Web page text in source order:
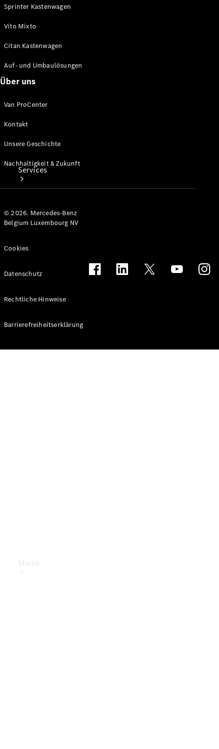
Ihr
Transporter
Digitale
Händlersuche
Services
Ladelösungen
Transporter-
Benz Care
Digitale
Benz
Sprinter Kastenwagen
Vito Mixto
Citan Kastenwagen
Auf- und Umbaulösungen
Über uns
Van ProCenter
Kontakt
Unsere Geschichte
Nachhaltigkeit & Zukunft
© 2026. Mercedes-Benz
Belgium Luxembourg NV
Cookies
Datenschutz
Rechtliche Hinweise
Barrierefreiheitserklärung